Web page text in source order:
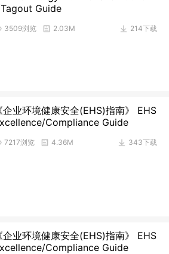
Guide
214下载
3509浏览 2.03M
企业环境健康安全(EHS)指南》 EHS
Compliance Guide
343下载
7217浏览 4.36M
企业环境健康安全(EHS)指南》 EHS
Compliance Guide